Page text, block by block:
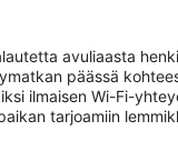
avuliaasta
päässä
ilmaisen Wi-Fi-
tarjoamiin